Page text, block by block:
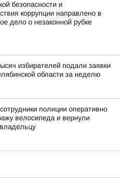
безопасности и
коррупции направлено в
дело о незаконной рубке
избирателей подали заявки
области за неделю
полиции оперативно
велосипеда и вернули